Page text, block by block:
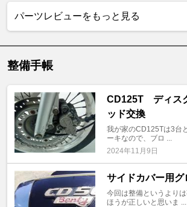
パーツレビューをもっと見る
整備手帳
CD125T ディス
ッド交換
我が家のCD125Tは3台
ーキなので、ブロ ...
2024年11月9日
サイドカバー用グ
今回は整備というより
ほうが正しいと思いま ...